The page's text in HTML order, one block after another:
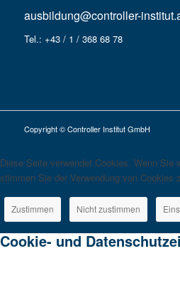
ausbildung@controller-
Tel.: +43 / 1 / 368 68 78
Copyright © Controller Institut GmbH
Diese Seite verwendet Cookies. Wenn Sie
stimmen Sie der Verwendung von Cookies
Zustimmen Nicht zustimmen
Cookie- und